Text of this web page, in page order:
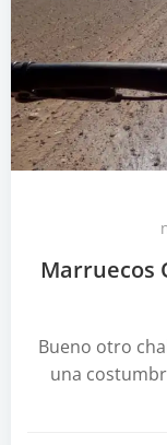
Marruecos
Bueno otro
una